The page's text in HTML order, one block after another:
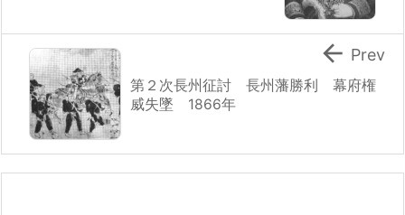
第２次長州征討 長州藩勝利 幕府権
威失墜 1866年
 Prev